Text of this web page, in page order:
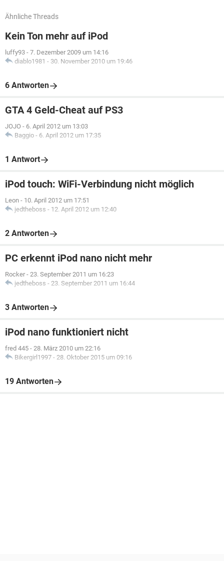
Ähnliche Threads
Kein Ton mehr auf iPod
luffy93 - 7. Dezember 2009 um 14:16
diablo1981 - 30. November 2010 um 19:46
6 Antworten
GTA 4 Geld-Cheat auf PS3
JOJO - 6. April 2012 um 13:03
Baggio - 6. April 2012 um 17:35
1 Antwort
iPod touch: WiFi-Verbindung nicht möglich
Leon - 10. April 2012 um 17:51
jedtheboss - 12. April 2012 um 12:40
2 Antworten
PC erkennt iPod nano nicht mehr
Rocker - 23. September 2011 um 16:23
jedtheboss - 23. September 2011 um 16:44
3 Antworten
iPod nano funktioniert nicht
fred 445 - 28. März 2010 um 22:16
Bikergirl1997 - 28. Oktober 2015 um 09:16
19 Antworten